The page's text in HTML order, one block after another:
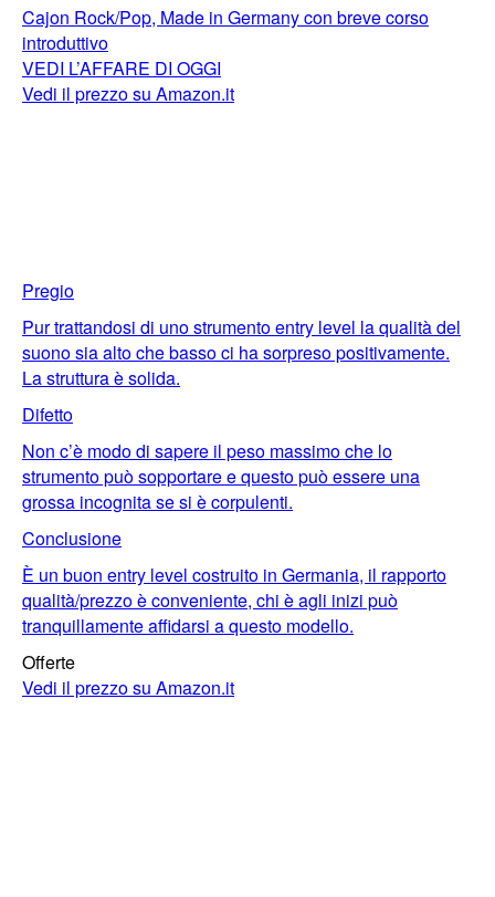
Cajon Rock/Pop, Made in Germany con breve corso
introduttivo
VEDI L’AFFARE DI OGGI
Vedi il prezzo su Amazon.it
Pregio
Pur trattandosi di uno strumento entry level la qualità del
suono sia alto che basso ci ha sorpreso positivamente.
La struttura è solida.
Difetto
Non c’è modo di sapere il peso massimo che lo
strumento può sopportare e questo può essere una
grossa incognita se si è corpulenti.
Conclusione
È un buon entry level costruito in Germania, il rapporto
qualità/prezzo è conveniente, chi è agli inizi può
tranquillamente affidarsi a questo modello.
Offerte
Vedi il prezzo su Amazon.it